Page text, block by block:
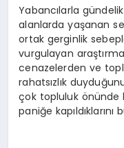
Yabancılarla
alanlarda yaşanan
ortak gerginlik
vurgulayan
cenazelerden ve
rahatsızlık
çok topluluk önünde
paniğe kapıldıklarını